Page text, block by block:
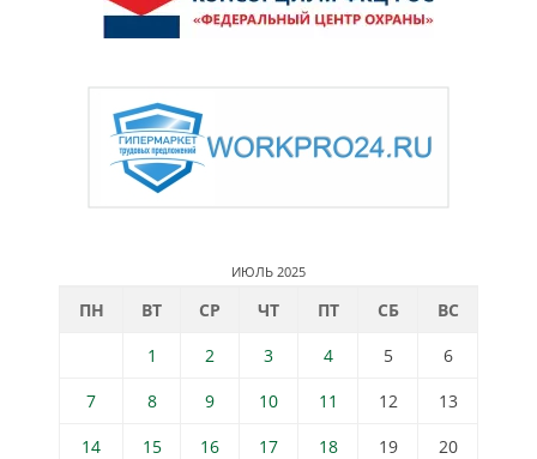
ИЮЛЬ 2025
ПН ВТ СР ЧТ ПТ СБ
ВС
1
2 3 4 5
6
7
8 9 10 11 12
13
14
15 16 17 18 19
20